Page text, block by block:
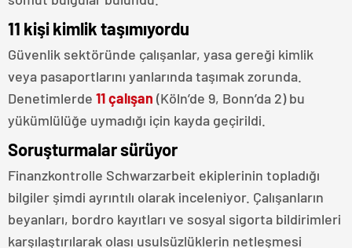
11 kişi kimlik taşımıyordu
Güvenlik sektöründe çalışanlar, yasa gereği kimlik
veya pasaportlarını yanlarında taşımak zorunda.
Denetimlerde 11 çalışan (Köln’de 9, Bonn’da 2) bu
yükümlülüğe uymadığı için kayda geçirildi.
Soruşturmalar sürüyor
Finanzkontrolle Schwarzarbeit ekiplerinin topladığı
bilgiler şimdi ayrıntılı olarak inceleniyor. Çalışanların
beyanları, bordro kayıtları ve sosyal sigorta bildirimleri
karşılaştırılarak olası usulsüzlüklerin netleşmesi